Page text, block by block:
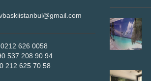
626 0058
537 208 90 94
212 625 70 58